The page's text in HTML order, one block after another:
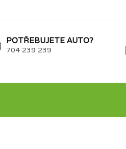
POTŘEBUJETE AUTO?
704 239 239